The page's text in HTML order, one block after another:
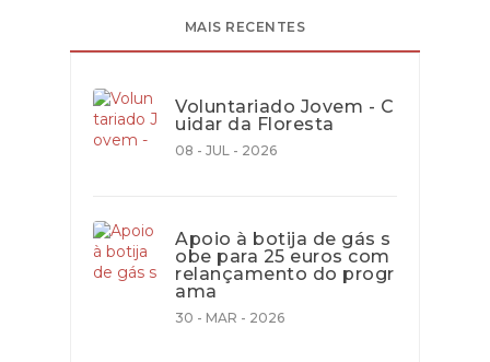
MAIS RECENTES
Voluntariado Jovem - C
uidar da Floresta
08 - JUL - 2026
Apoio à botija de gás s
obe para 25 euros com
relançamento do progr
ama
30 - MAR - 2026